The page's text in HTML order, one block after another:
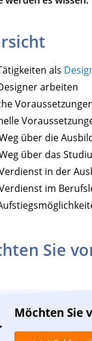
als
arbeiten
über die
über das
in der
im
Sie
Möchten Sie